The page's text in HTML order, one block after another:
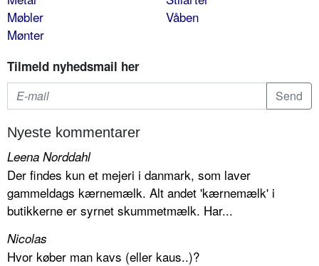
Møbler
Mønter
Våben
Tilmeld nyhedsmail her
Nyeste kommentarer
Leena Norddahl
Der findes kun et mejeri i danmark, som laver
gammeldags kærnemælk. Alt andet 'kærnemælk' i
butikkerne er syrnet skummetmælk. Har...
Nicolas
Hvor køber man kavs (eller kaus..)?